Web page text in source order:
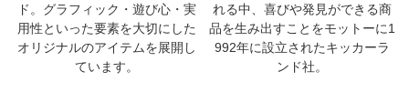
ド。グラフィック・遊び心・実
用性といった要素を大切にした
オリジナルのアイテムを展開し
ています。
れる中、喜びや発見ができる商
品を生み出すことをモットーに1
992年に設立されたキッカーラ
ンド社。